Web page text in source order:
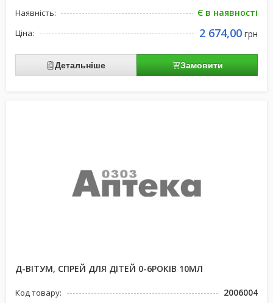
Наявність: Є в наявності
Ціна: 2 674,00 грн
Детальніше Замовити
Д-ВІТУМ, СПРЕЙ ДЛЯ ДІТЕЙ 0-6РОКІВ 10МЛ
Код товару: 2006004